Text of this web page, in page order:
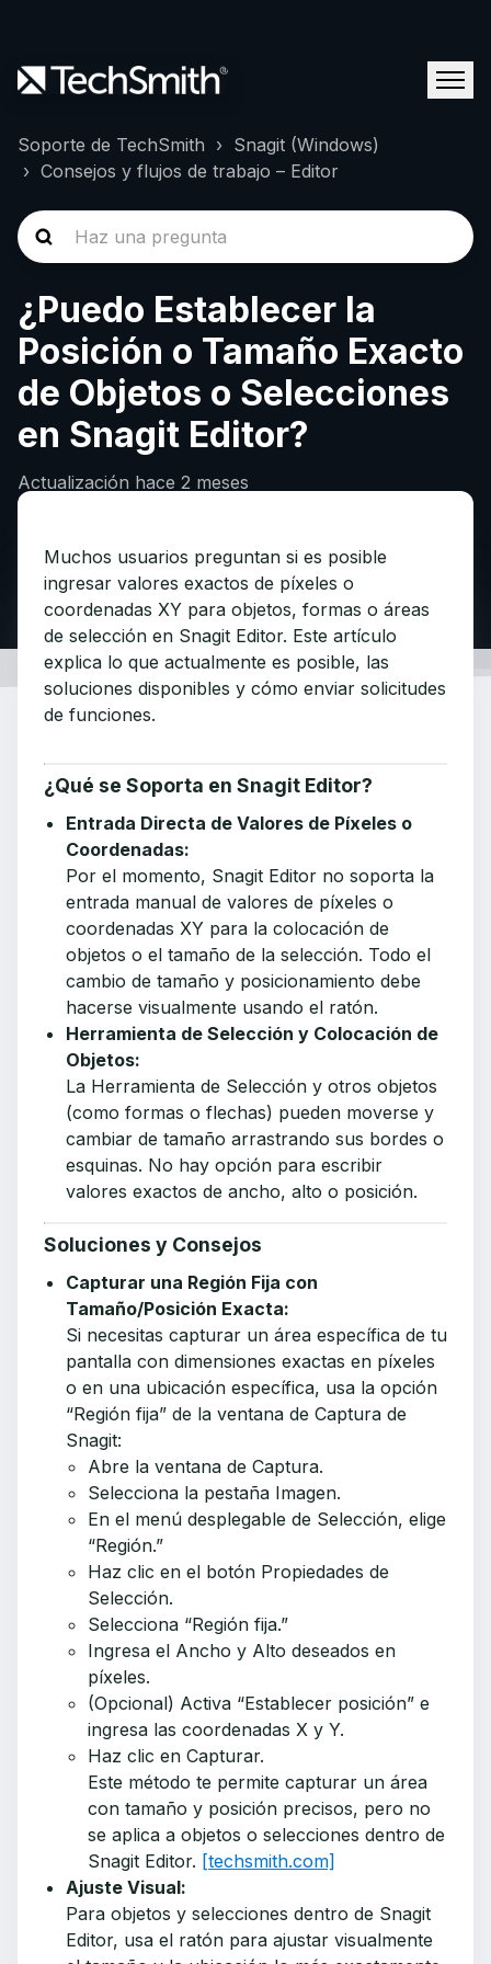
Soporte de TechSmith
Snagit (Windows)
Consejos y flujos de trabajo – Editor
¿Puedo Establecer la
Posición o Tamaño Exacto
de Objetos o Selecciones
en Snagit Editor?
Actualización hace 2 meses
Muchos usuarios preguntan si es posible
ingresar valores exactos de píxeles o
coordenadas XY para objetos, formas o áreas
de selección en Snagit Editor. Este artículo
explica lo que actualmente es posible, las
soluciones disponibles y cómo enviar solicitudes
de funciones.
¿Qué se Soporta en Snagit Editor?
Entrada Directa de Valores de Píxeles o
Coordenadas:
Por el momento, Snagit Editor no soporta la
entrada manual de valores de píxeles o
coordenadas XY para la colocación de
objetos o el tamaño de la selección. Todo el
cambio de tamaño y posicionamiento debe
hacerse visualmente usando el ratón.
Herramienta de Selección y Colocación de
Objetos:
La Herramienta de Selección y otros objetos
(como formas o flechas) pueden moverse y
cambiar de tamaño arrastrando sus bordes o
esquinas. No hay opción para escribir
valores exactos de ancho, alto o posición.
Soluciones y Consejos
Capturar una Región Fija con
Tamaño/Posición Exacta:
Si necesitas capturar un área específica de tu
pantalla con dimensiones exactas en píxeles
o en una ubicación específica, usa la opción
“Región fija” de la ventana de Captura de
Snagit:
Abre la ventana de Captura.
Selecciona la pestaña Imagen.
En el menú desplegable de Selección, elige
“Región.”
Haz clic en el botón Propiedades de
Selección.
Selecciona “Región fija.”
Ingresa el Ancho y Alto deseados en
píxeles.
(Opcional) Activa “Establecer posición” e
ingresa las coordenadas X y Y.
Haz clic en Capturar.
Este método te permite capturar un área
con tamaño y posición precisos, pero no
se aplica a objetos o selecciones dentro de
Snagit Editor. [techsmith.com]
Ajuste Visual:
Para objetos y selecciones dentro de Snagit
Editor, usa el ratón para ajustar visualmente